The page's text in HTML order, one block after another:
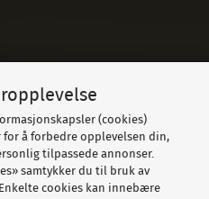
(cookies)
å forbedre opplevelsen din,
tilpassede annonser.
samtykker du til bruk av
cookies kan innebære